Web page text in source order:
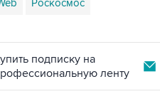
Роскосмос
подписку на
ленту